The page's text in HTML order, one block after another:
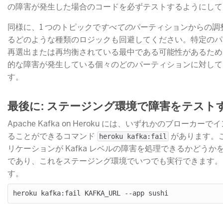
の障害が発生した場合のコードを必ずテストするようにし
同様に、1 つのトピックですべてのパーティションからの
るどのような種類のロジックも回避してください。特定の
再選出または再均衡されている最中である可能性があるた
的な障害が発生している個々のどのパーティションに対し
す。
最後に: ステージング環境で障害をテスト
Apache Kafka on Heroku には、いずれかのブローカーで
ることができるコマンド
heroku kafka:fail
があります
リケーションが Kafka レベルの障害を処理できるかどうか
であり、これをステージング環境でいつでも実行できます
す。
heroku kafka:fail KAFKA_URL --app sushi